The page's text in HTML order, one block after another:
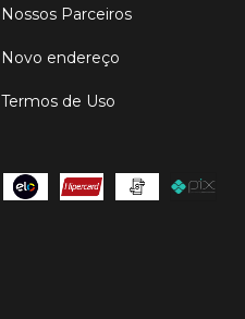
Nossos Parceiros
Novo endereço
Termos de Uso